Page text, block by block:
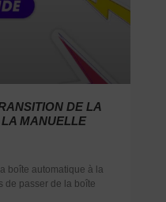
DE LA
MANUELLE
boîte automatique à la
de passer de la boîte